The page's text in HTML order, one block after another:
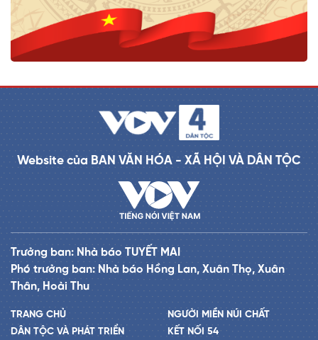
Website của BAN VĂN HÓA - XÃ HỘI VÀ DÂN TỘC
Trưởng ban: Nhà báo TUYẾT MAI
Phó trưởng ban: Nhà báo Hồng Lan, Xuân Thọ, Xuân
Thân, Hoài Thu
TRANG CHỦ
DÂN TỘC VÀ PHÁT TRIỂN
NGƯỜI MIỀN NÚI CHẤT
KẾT NỐI 54